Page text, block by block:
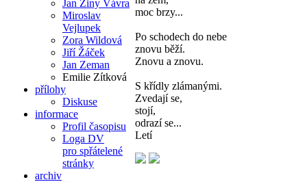
Jan Ziny Vávra
Miroslav
Vejlupek
Zora Wildová
Jiří Žáček
Jan Zeman
Emilie Zítková
přílohy
Diskuse
informace
Profil časopisu
Loga DV
pro spřátelené
stránky
archiv
moc brzy...
Po schodech do nebe
znovu běží.
Znovu a znovu.
S křídly zlámanými.
Zvedají se,
stojí,
odrazí se...
Letí